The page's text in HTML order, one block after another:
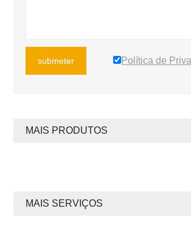
submeter Política de
MAIS PRODUTOS
MAIS SERVIÇOS